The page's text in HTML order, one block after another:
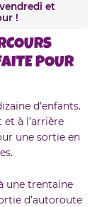
et
!
POUR
d’enfants.
et à l’arrière
une sortie en
une trentaine
d’autoroute